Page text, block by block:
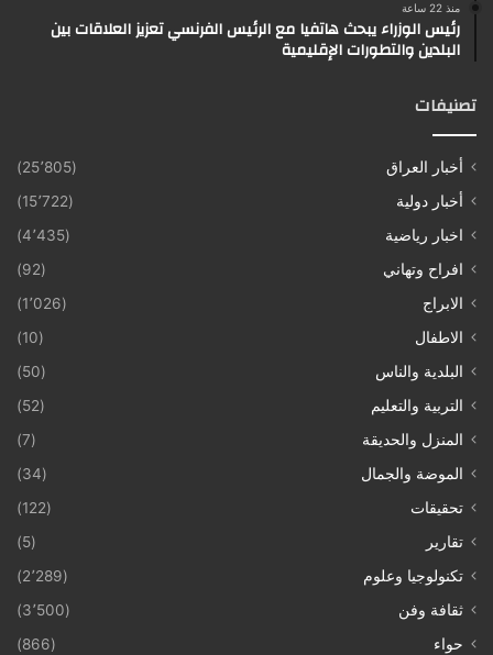
منذ 22 ساعة
رئيس الوزراء يبحث هاتفيا مع الرئيس الفرنسي تعزيز العلاقات بين
البلدين والتطورات الإقليمية
تصنيفات
أخبار العراق
(25٬805)
أخبار دولية
(15٬722)
اخبار رياضية
(4٬435)
افراح وتهاني
(92)
الابراج
(1٬026)
الاطفال
(10)
البلدية والناس
(50)
التربية والتعليم
(52)
المنزل والحديقة
(7)
الموضة والجمال
(34)
تحقيقات
(122)
تقارير
(5)
تكنولوجيا وعلوم
(2٬289)
ثقافة وفن
(3٬500)
حواء
(866)